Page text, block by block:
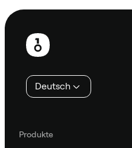
Fußzeile
Deutsch
Produkte